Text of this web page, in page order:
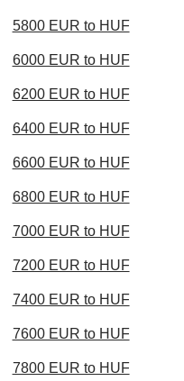
5800 EUR to HUF
6000 EUR to HUF
6200 EUR to HUF
6400 EUR to HUF
6600 EUR to HUF
6800 EUR to HUF
7000 EUR to HUF
7200 EUR to HUF
7400 EUR to HUF
7600 EUR to HUF
7800 EUR to HUF